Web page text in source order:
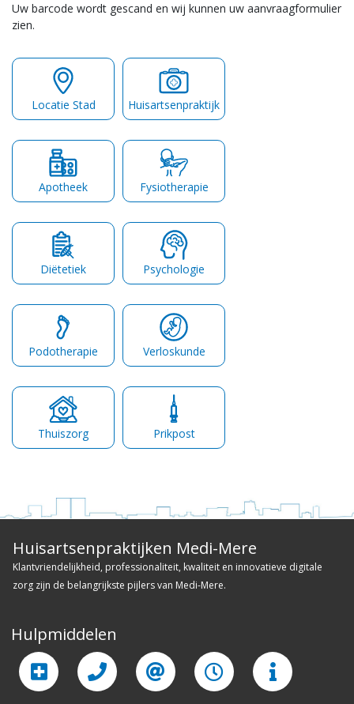
Uw barcode wordt gescand en wij kunnen uw aanvraagformulier
zien.
Locatie Stad Huisartsenpraktijk
Apotheek Fysiotherapie
Diëtetiek Psychologie
Podotherapie Verloskunde
Thuiszorg Prikpost
Huisartsenpraktijken Medi-Mere
Klantvriendelijkheid, professionaliteit, kwaliteit en innovatieve digitale
zorg zijn de belangrijkste pijlers van Medi-Mere.
Hulpmiddelen